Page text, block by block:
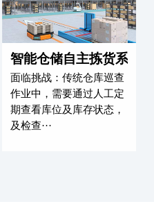
服装仓储库存清
面临挑战：1. 店内商
多，库存变动繁杂，
清点商品库存耗时耗
且···